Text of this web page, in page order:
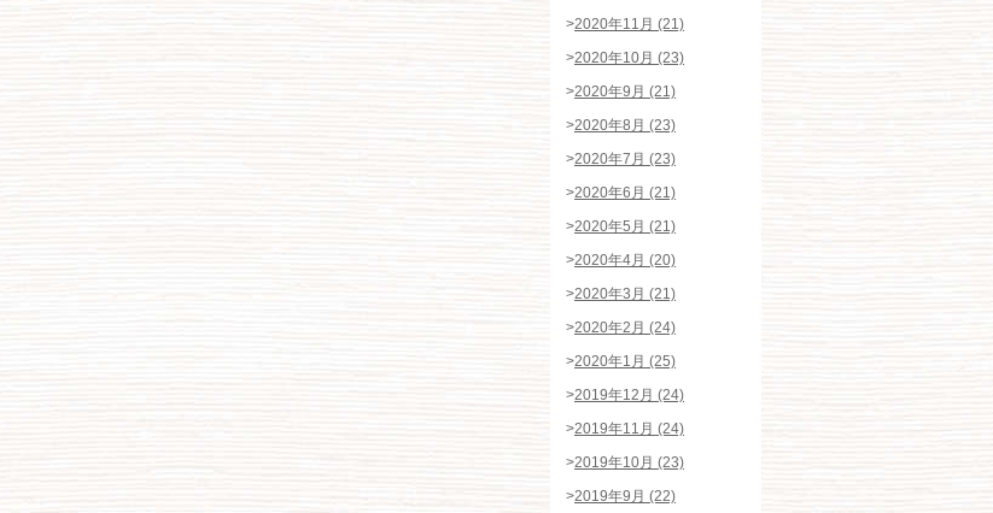
>2020年11月 (21)
>2020年10月 (23)
>2020年9月 (21)
>2020年8月 (23)
>2020年7月 (23)
>2020年6月 (21)
>2020年5月 (21)
>2020年4月 (20)
>2020年3月 (21)
>2020年2月 (24)
>2020年1月 (25)
>2019年12月 (24)
>2019年11月 (24)
>2019年10月 (23)
>2019年9月 (22)